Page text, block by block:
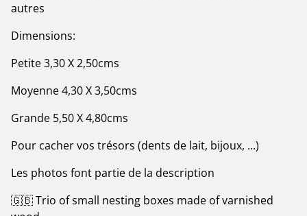
autres
Dimensions:
Petite 3,30 X 2,50cms
Moyenne 4,30 X 3,50cms
Grande 5,50 X 4,80cms
Pour cacher vos trésors (dents de lait, bijoux, ...)
Les photos font partie de la description
🇬🇧 Trio of small nesting boxes made of varnished